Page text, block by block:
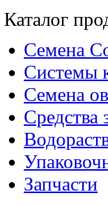
Каталог
Семена
Системы
Семена
Средства
Запчасти